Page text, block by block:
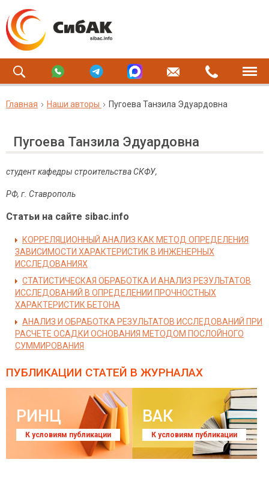
Главная Наши авторы Пугоева Танзила Эдуардовна
Пугоева Танзила Эдуардовна
студент кафедры строительства СКФУ,
РФ, г. Ставрополь
Статьи на сайте sibac.info
КОРРЕЛЯЦИОННЫЙ АНАЛИЗ КАК МЕТОД ОПРЕДЕЛЕНИЯ
ЗАВИСИМОСТИ ХАРАКТЕРИСТИК В ИНЖЕНЕРНЫХ
ИССЛЕДОВАНИЯХ
СТАТИСТИЧЕСКАЯ ОБРАБОТКА И АНАЛИЗ РЕЗУЛЬТАТОВ
ИССЛЕДОВАНИЙ В ОПРЕДЕЛЕНИИ ПРОЧНОСТНЫХ
ХАРАКТЕРИСТИК БЕТОНА
АНАЛИЗ И ОБРАБОТКА РЕЗУЛЬТАТОВ ИССЛЕДОВАНИЙ ПРИ
РАСЧЕТЕ ОСАДКИ ОСНОВАНИЯ МЕТОДОМ ПОСЛОЙНОГО
СУММИРОВАНИЯ
ПУБЛИКАЦИИ СТАТЕЙ В ЖУРНАЛАХ
РИНЦ
К условиям публикации
ВАК
К условиям публикации